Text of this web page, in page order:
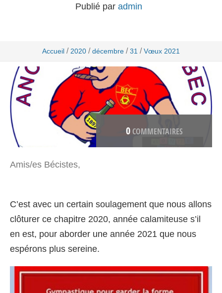
Publié par admin
Accueil / 2020 / décembre / 31 / Vœux 2021
0COMMENTAIRES
Amis/es Bécistes,
C’est avec un certain soulagement que nous allons
clôturer ce chapitre 2020, année calamiteuse s’il
en est, pour aborder une année 2021 que nous
espérons plus sereine.